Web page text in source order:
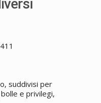
suddivisi per
e privilegi,